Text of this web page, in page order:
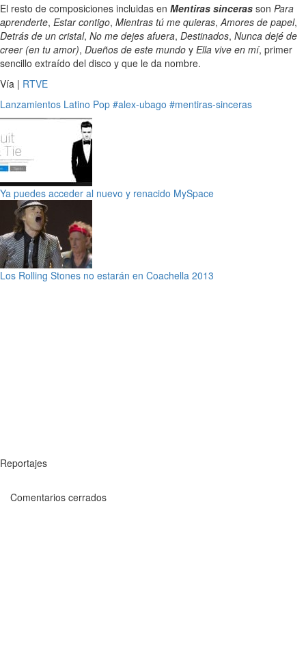
El resto de composiciones incluidas en Mentiras sinceras son Para
aprenderte, Estar contigo, Mientras tú me quieras, Amores de papel,
Detrás de un cristal, No me dejes afuera, Destinados, Nunca dejé de
creer (en tu amor), Dueños de este mundo y Ella vive en mí, primer
sencillo extraído del disco y que le da nombre.
Vía | RTVE
Lanzamientos Latino Pop #alex-ubago #mentiras-sinceras
Ya puedes acceder al nuevo y renacido MySpace
Los Rolling Stones no estarán en Coachella 2013
Reportajes
Comentarios cerrados